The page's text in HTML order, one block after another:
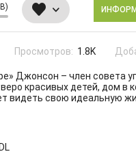
Просмотров: 1.8K
Джонсон – член совета
красивых детей, дом в
видеть свою идеальную